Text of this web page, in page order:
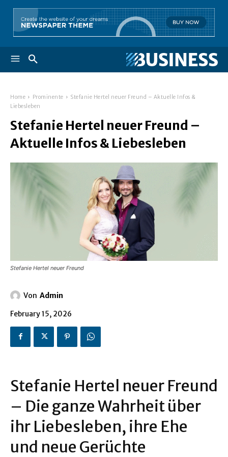
Home Prominente
Stefanie Hertel neuer Freund – Aktuelle Infos &
Liebesleben
Stefanie Hertel neuer Freund –
Aktuelle Infos & Liebesleben
Stefanie Hertel neuer Freund
Von Admin
February 15, 2026
Stefanie Hertel neuer Freund
– Die ganze Wahrheit über
ihr Liebesleben, ihre Ehe
und neue Gerüchte